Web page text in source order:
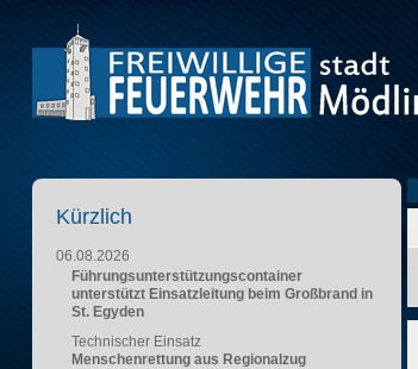
Kürzlich
06.08.2026
Führungsunterstützungscontainer
unterstützt Einsatzleitung beim Großbrand in
St. Egyden
Technischer Einsatz
Menschenrettung aus Regionalzug